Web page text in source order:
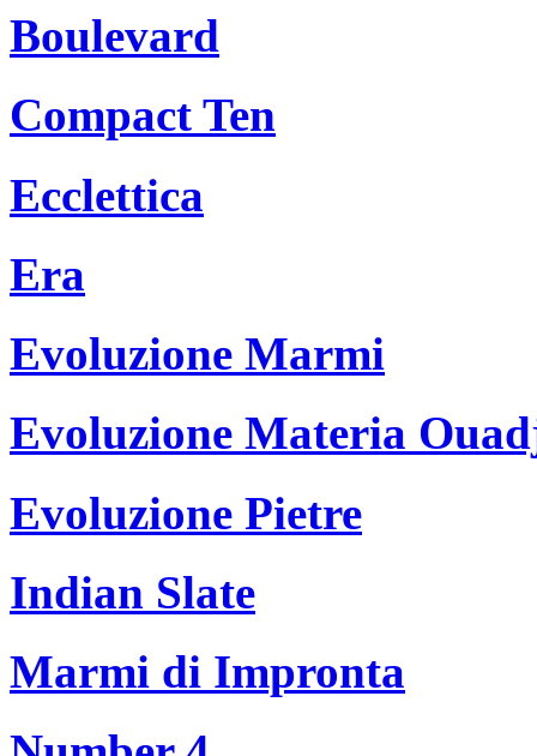
Boulevard
Compact Ten
Ecclettica
Era
Evoluzione Marmi
Evoluzione Materia
Evoluzione Pietre
Indian Slate
Marmi di Impronta